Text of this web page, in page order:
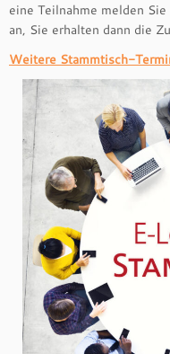
eine Teilnahme melden
an, Sie erhalten dann die
Weitere Stammtisch-